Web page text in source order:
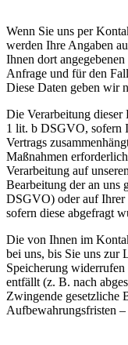
Wenn Sie uns per
werden Ihre Angaben
Ihnen dort
Anfrage und für den
Diese Daten geben wir
Die Verarbeitung
1 lit. b DSGVO, sofern
Vertrags
Maßnahmen
Verarbeitung auf
Bearbeitung der an uns
DSGVO) oder auf
sofern diese abgefragt
Die von Ihnen im
bei uns, bis Sie uns
Speicherung
entfällt (z. B. nach
Zwingende gesetzliche
Aufbewahrungsfristen